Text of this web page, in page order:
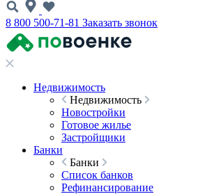
8 800 500-71-81 Заказать звонок
Недвижимость
Недвижимость
Новостройки
Готовое жилье
Застройщики
Банки
Банки
Список банков
Рефинансирование